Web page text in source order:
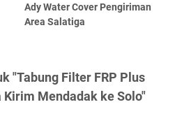
Ady Water Cover Pengiriman
Area Salatiga
"Tabung Filter FRP Plus
Kirim Mendadak ke Solo"